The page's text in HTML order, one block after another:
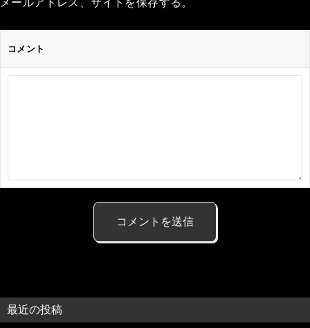
メールアドレス、サイトを保存する。
コメント
最近の投稿